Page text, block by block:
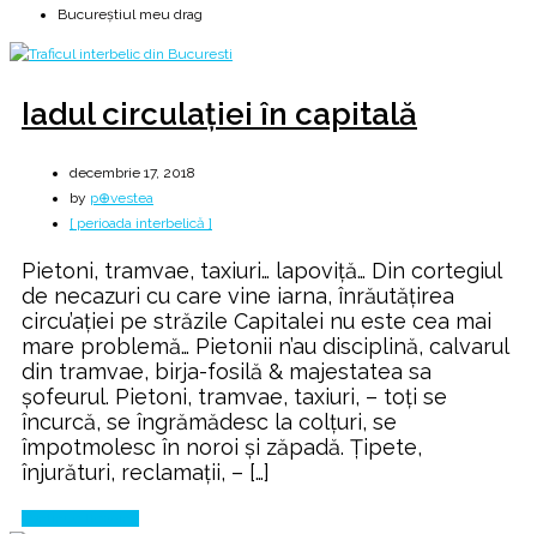
Bucureștiul meu drag
Iadul circulației în capitală
decembrie 17, 2018
by p⊕vestea
[ perioada interbelică ]
Pietoni, tramvae, taxiuri… lapoviță… Din cortegiul
de necazuri cu care vine iarna, înrăutățirea
circu’ației pe străzile Capitalei nu este cea mai
mare problemă… Pietonii n’au disciplină, calvarul
din tramvae, birja-fosilă & majestatea sa
șofeurul. Pietoni, tramvae, taxiuri, – toți se
încurcă, se îngrămădesc la colțuri, se
împotmolesc în noroi și zăpadă. Țipete,
înjurături, reclamații, – […]